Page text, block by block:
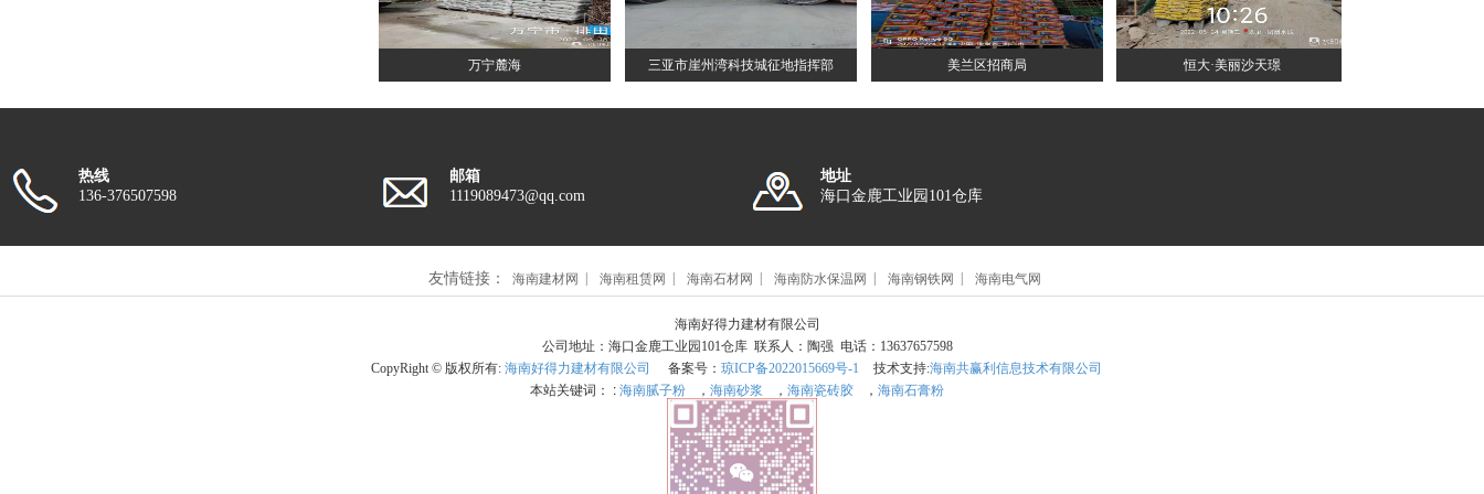
万宁麓海 三亚市崖州湾科技城征地指挥部 美兰区招商局 恒大·美丽沙天璟
热线
136-376507598
邮箱
1119089473@qq.com
地址
海口金鹿工业园101仓库
友情链接： 海南建材网 海南租赁网 海南石材网 海南防水保温网 海南钢铁网 海南电气网
海南好得力建材有限公司
公司地址：海口金鹿工业园101仓库 联系人：陶强 电话：13637657598
CopyRight © 版权所有: 海南好得力建材有限公司 备案号： 琼ICP备2022015669号-1 技术支持:海南共赢利信息技术有限公司
本站关键词： :海南腻子粉 ， 海南砂浆 ， 海南瓷砖胶 ， 海南石膏粉